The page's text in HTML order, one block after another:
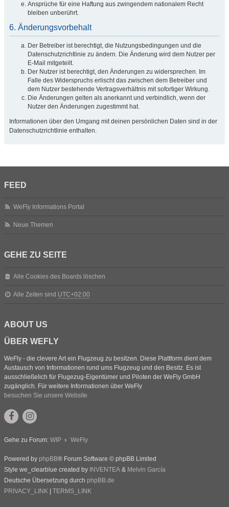
Ansprüche für eine Haftung aus zwingendem nationalem Recht
bleiben unberührt.
6. Änderungsvorbehalt
Der Betreiber ist berechtigt, die Nutzungsbedingungen und die
Datenschutzrichtlinie zu ändern. Die Änderung wird dem Nutzer per
E-Mail mitgeteilt.
Der Nutzer ist berechtigt, den Änderungen zu widersprechen. Im
Falle des Widerspruchs erlischt das zwischen dem Betreiber und
dem Nutzer bestehende Vertragsverhältnis mit sofortiger Wirkung.
Die Änderungen gelten als anerkannt und verbindlich, wenn der
Nutzer den Änderungen zugestimmt hat.
Informationen über den Umgang mit deinen persönlichen Daten sind in der
Datenschutzrichtlinie enthalten.
FEED
WeFly Informations Portal
Neue Themen
GEHE ZU SEITE
Alle Cookies des Boards löschen
Alle Zeiten sind UTC+02:00
ABOUT US
ÜBER WEFLY
WeFly - die clevere Art ein Flugzeug zu besitzen. Diese Plattform dient dem
Austausch von Informationen rund ums Flugzeug und den Besitz. Es ist
ausschließelich für Flugezug-Eigentümer und Piloten der WeFly GmbH
zugänglich. Für weitere Informationen über WeFly
besuchen Sie unsere Website
Gehe zu Forum: WIP WeFly
Powered by phpBB® Forum Software © phpBB Limited
Style we_clearblue created by INVENTEA & Melvin García
Deutsche Übersetzung durch phpBB.de
PRIVACY_LINK | TERMS_LINK